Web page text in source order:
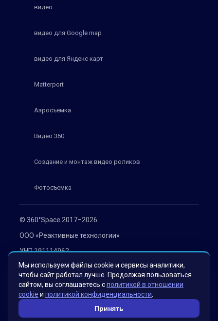
© 360°Space 2017–2026
ООО «Реактивные технологии»
УНП 191114962
г. Минск, ул. Мележа 1, офис 402
Политика конфиденциальности
Согласие на обработку персональных данных
видео
видео для Google map
видео для Яндекс карт
Matterport
Аэросъемка
Видео 360
Создание и монтаж видео роликов
Фотосъемка
Мы используем файлы cookie и сервисы аналитики,
чтобы сайт работал лучше. Продолжая пользоваться
сайтом, вы соглашаетесь сполитикой в отношении
cookie и политикой конфиденциальности
Принять